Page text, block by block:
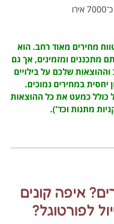
כ־7000 אירו
מחירים מאוד רחב. הוא
מתכננים ומזמינים, אך גם
שלכם על בילויים
יחסית במחירים נמוכים.
כולל כמעט את כל ההוצאות
מתנות וכד’).
איפה קונים
לפורטוגל?